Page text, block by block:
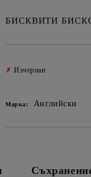
БИСКВИТИ
✗ Изчерпан
Марка: Английски